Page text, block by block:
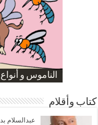
الناموس و
الموظفين بعد
ارتفاع نسبة
صورة كاركاتيرية
صورة كاركاتيرية
كتاب وأقلام
عبدالسلام